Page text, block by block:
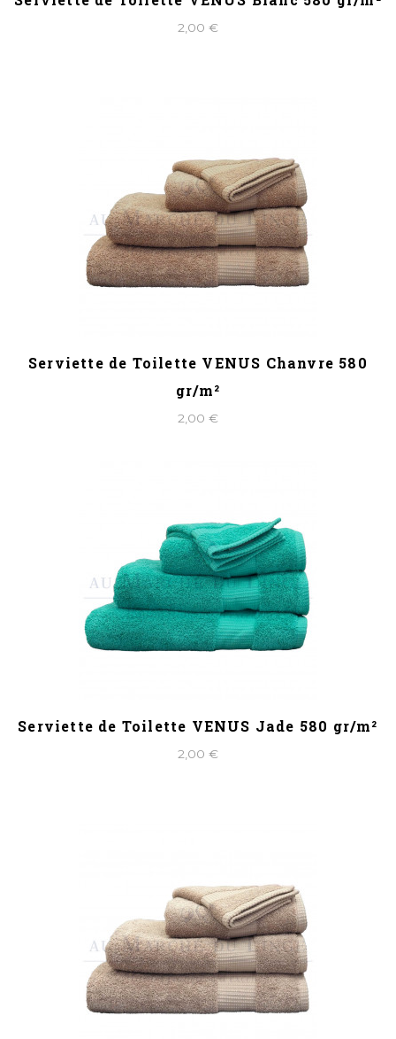
2,00 €
Serviette de Toilette VENUS Chanvre 580
gr/m²
2,00 €
Serviette de Toilette VENUS Jade 580 gr/m²
2,00 €